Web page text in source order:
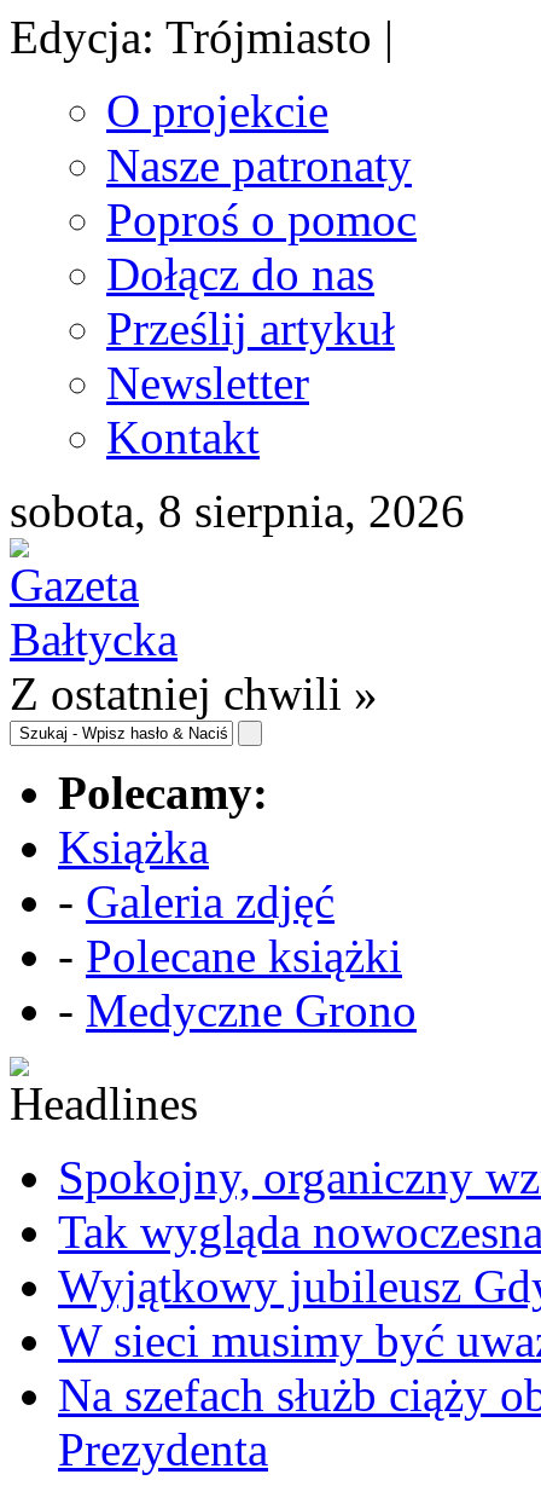
Edycja: Trójmiasto |
O projekcie
Nasze patronaty
Poproś o pomoc
Dołącz do nas
Prześlij artykuł
Newsletter
Kontakt
sobota, 8 sierpnia, 2026
Z ostatniej chwili »
Polecamy:
Książka
- Galeria zdjęć
- Polecane książki
- Medyczne Grono
Spokojny, organiczny
Tak wygląda
Wyjątkowy jubileusz
W sieci musimy być
Na szefach służb ciąży
Prezydenta